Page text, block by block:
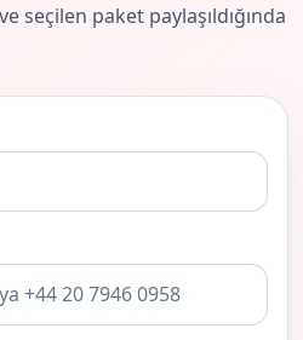
seçilen paket paylaşıldığında